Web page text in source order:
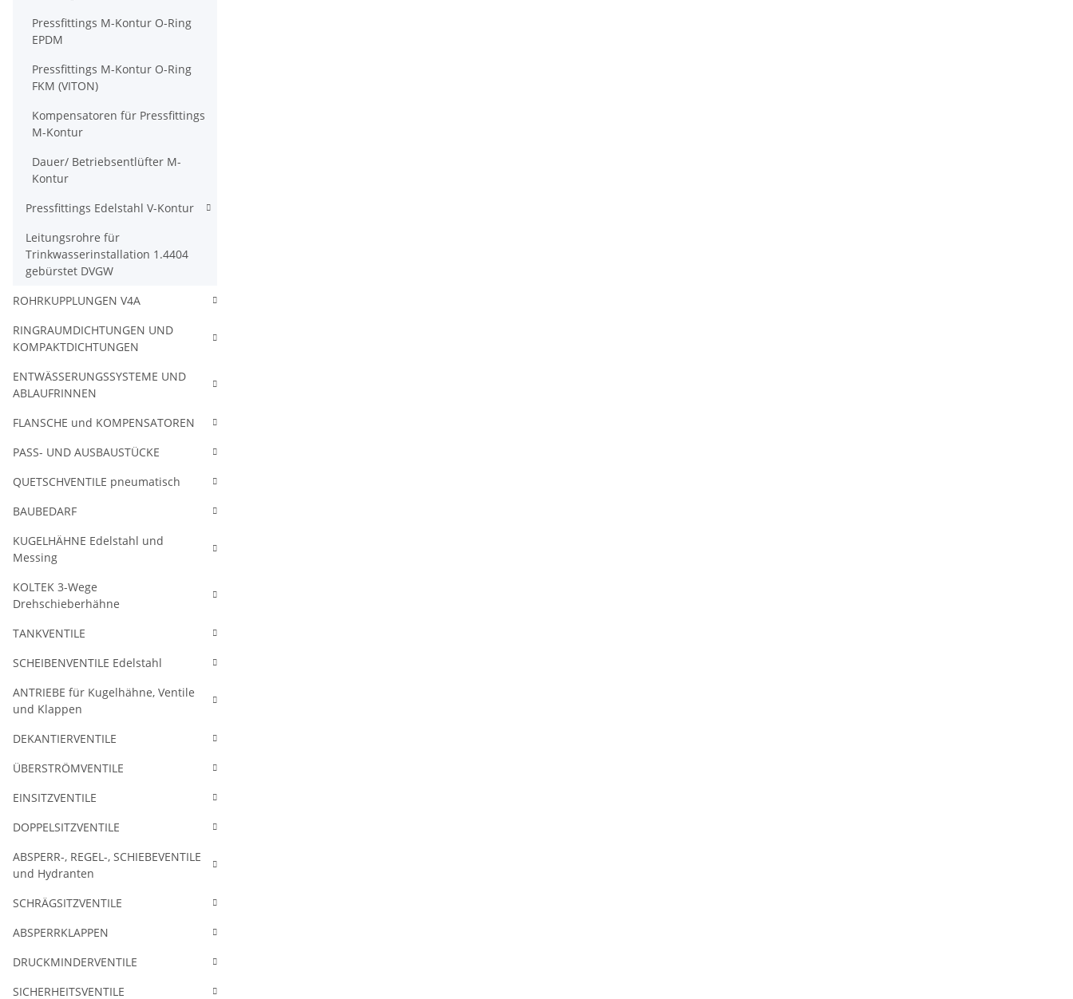
Pressfittings M-Kontur O-Ring
EPDM
Pressfittings M-Kontur O-Ring
FKM (VITON)
Kompensatoren für Pressfittings
M-Kontur
Dauer/ Betriebsentlüfter M-
Kontur
Pressfittings Edelstahl V-Kontur
Leitungsrohre für
Trinkwasserinstallation 1.4404
gebürstet DVGW
ROHRKUPPLUNGEN V4A
RINGRAUMDICHTUNGEN UND
KOMPAKTDICHTUNGEN
ENTWÄSSERUNGSSYSTEME UND
ABLAUFRINNEN
FLANSCHE und KOMPENSATOREN
PASS- UND AUSBAUSTÜCKE
QUETSCHVENTILE pneumatisch
BAUBEDARF
KUGELHÄHNE Edelstahl und
Messing
KOLTEK 3-Wege
Drehschieberhähne
TANKVENTILE
SCHEIBENVENTILE Edelstahl
ANTRIEBE für Kugelhähne, Ventile
und Klappen
DEKANTIERVENTILE
ÜBERSTRÖMVENTILE
EINSITZVENTILE
DOPPELSITZVENTILE
ABSPERR-, REGEL-, SCHIEBEVENTILE
und Hydranten
SCHRÄGSITZVENTILE
ABSPERRKLAPPEN
DRUCKMINDERVENTILE
SICHERHEITSVENTILE